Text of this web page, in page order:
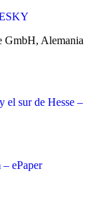
Alemania
el sur de Hesse –
ePaper